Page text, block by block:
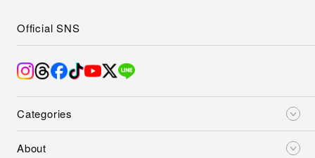
Categories
About
Official SNS